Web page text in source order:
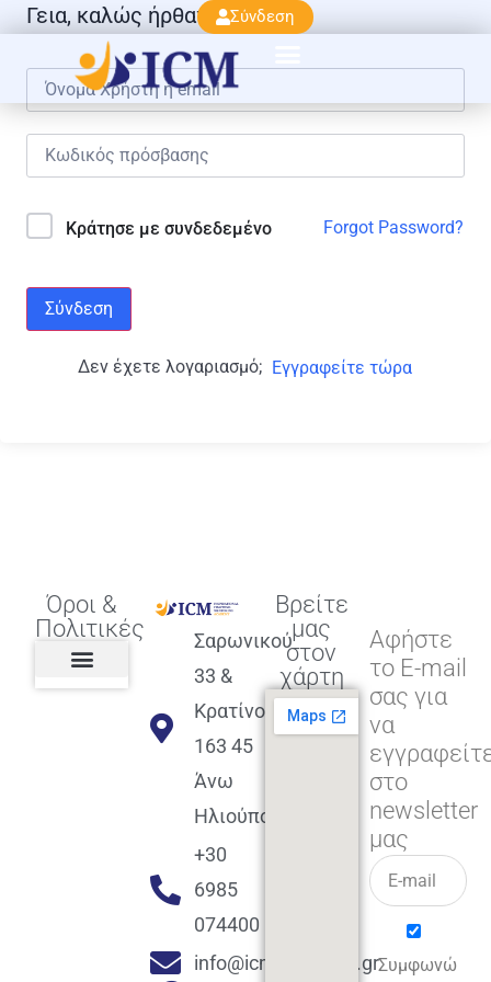
Σύνδεση
Γεια, καλώς ήρθατε πάλι!
Κράτησε με συνδεδεμένο Forgot Password?
Σύνδεση
Δεν έχετε λογαριασμό; Εγγραφείτε τώρα
Όροι &
Πολιτικές
Σαρωνικού
33 &
Κρατίνου
163 45
Άνω
Ηλιούπολη
+30
6985
074400
info@icmacademy.gr
Βρείτε
μας
στον
χάρτη
Αφήστε
το E-mail
σας για
να
στο
newsletter
μας
Συμφωνώ